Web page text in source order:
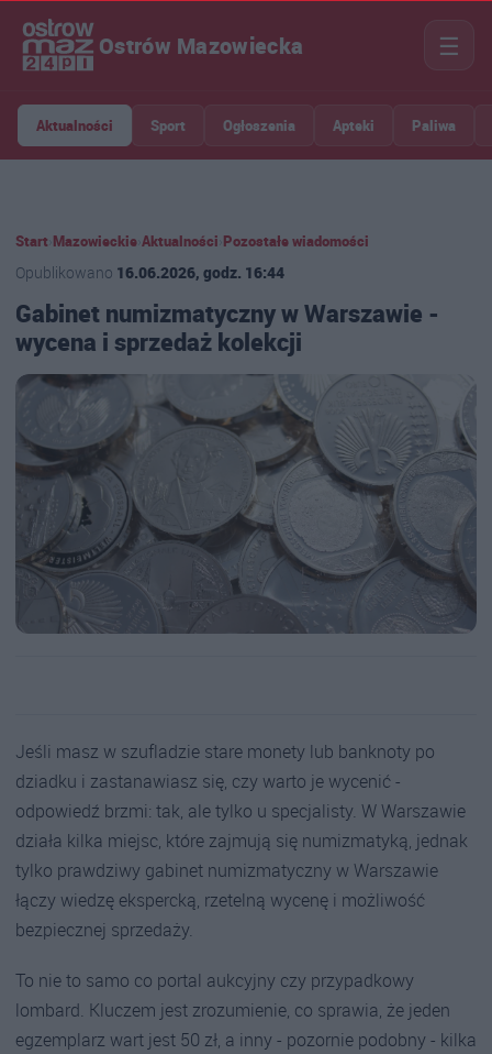
Ostrów Mazowiecka ☰
Aktualności Sport Ogłoszenia Apteki Paliwa
Start Mazowieckie Aktualności Pozostałe wiadomości
Opublikowano 16.06.2026, godz. 16:44
Gabinet numizmatyczny w Warszawie -
wycena i sprzedaż kolekcji
Jeśli masz w szufladzie stare monety lub banknoty po
dziadku i zastanawiasz się, czy warto je wycenić -
odpowiedź brzmi: tak, ale tylko u specjalisty. W Warszawie
działa kilka miejsc, które zajmują się numizmatyką, jednak
tylko prawdziwy gabinet numizmatyczny w Warszawie
łączy wiedzę ekspercką, rzetelną wycenę i możliwość
bezpiecznej sprzedaży.
To nie to samo co portal aukcyjny czy przypadkowy
lombard. Kluczem jest zrozumienie, co sprawia, że jeden
egzemplarz wart jest 50 zł, a inny - pozornie podobny - kilka